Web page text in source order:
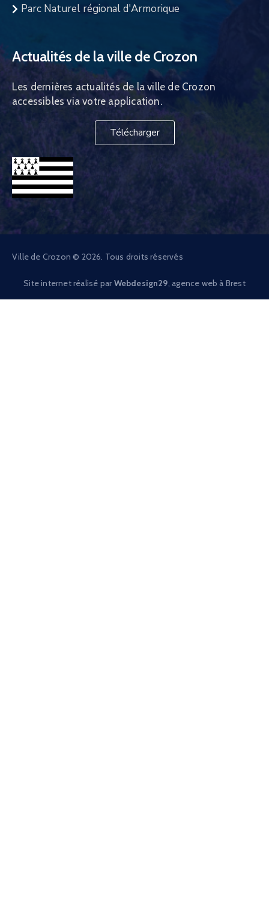
Parc Naturel régional d'Armorique
Actualités de la ville de Crozon
Les dernières actualités de la ville de Crozon
accessibles via votre application.
Télécharger
Ville de Crozon © 2026. Tous droits réservés
Site internet réalisé par Webdesign29 , agence web à Brest